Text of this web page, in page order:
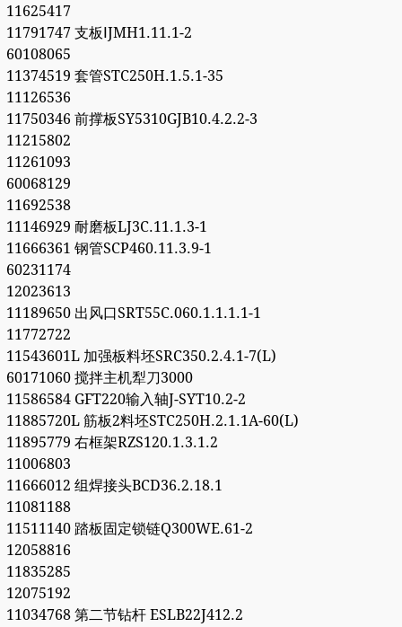
11625417
11791747 支板ⅠJMH1.11.1-2
60108065
11374519 套管STC250H.1.5.1-35
11126536
11750346 前撑板SY5310GJB10.4.2.2-3
11215802
11261093
60068129
11692538
11146929 耐磨板LJ3C.11.1.3-1
11666361 钢管SCP460.11.3.9-1
60231174
12023613
11189650 出风口SRT55C.060.1.1.1.1-1
11772722
11543601L 加强板料坯SRC350.2.4.1-7(L)
60171060 搅拌主机犁刀3000
11586584 GFT220输入轴J-SYT10.2-2
11885720L 筋板2料坯STC250H.2.1.1A-60(L)
11895779 右框架RZS120.1.3.1.2
11006803
11666012 组焊接头BCD36.2.18.1
11081188
11511140 踏板固定锁链Q300WE.61-2
12058816
11835285
12075192
11034768 第二节钻杆 ESLB22J412.2